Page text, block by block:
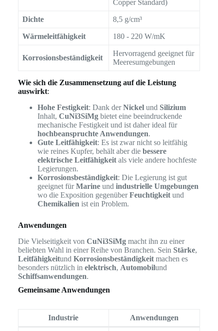
Copper Standard)
Dichte 8,5 g/cm³
Wärmeleitfähigkeit 180 - 220 W/mK
Korrosionsbeständigkeit
Hervorragend geeignet für
Meeresumgebungen
Wie sich die Zusammensetzung auf die Leistung
auswirkt:
Hohe Festigkeit: Dank derNickelund Silizium
Inhalt, CuNi3SiMgbietet eine beeindruckende
mechanische Festigkeit und ist daher ideal für
hochbeanspruchte Anwendungen.
Gute Leitfähigkeit: Es ist zwar nicht so leitfähig
wie reines Kupfer, behält aber die bessere
elektrische Leitfähigkeitals viele andere hochfeste
Legierungen.
Korrosionsbeständigkeit: Die Legierung ist gut
geeignet fürMarineund industrielle Umgebungen
wo die Exposition gegenüberFeuchtigkeitund
Chemikalien ist ein Problem.
Anwendungen
Die Vielseitigkeit von CuNi3SiMgmacht ihn zu einer
beliebten Wahl in einer Reihe von Branchen. Sein Stärke,
Leitfähigkeitund Korrosionsbeständigkeitmachen es
besonders nützlich in elektrisch, Automobilund
Schiffsanwendungen.
Gemeinsame Anwendungen
Industrie Anwendungen